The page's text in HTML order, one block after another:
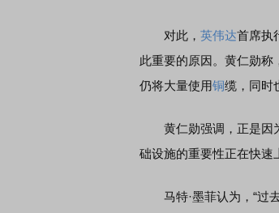
对此， 英伟达首席执
此重要的原因。黄仁勋称
仍将大量使用铜缆，同时
黄仁勋强调，正是因为
础设施的重要性正在快速
马特·墨菲认为，“过去